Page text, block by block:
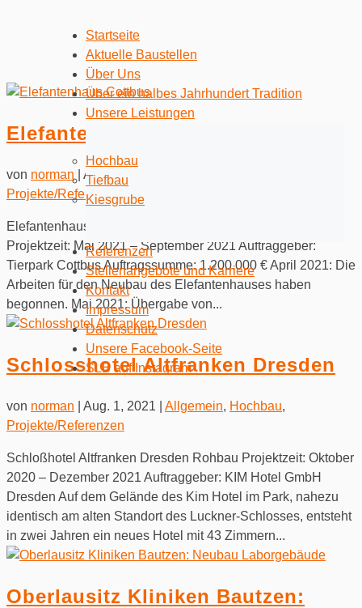
Startseite
Aktuelle Baustellen
Über Uns
Über ein halbes Jahrhundert Tradition
Unsere Leistungen
Hochbau
Tiefbau
Kiesgrube
Referenzen
Stellenangebote und Karriere
Kontakt
Impressum
Datenschutz
Unsere Facebook-Seite
SLB auf Instagram
Elefantenhaus Cottbus
von norman Aug. 1, 2021
Projekte/Referenzen
Elefantenhaus Tierpark Cottbus Außenanlagen & Rohbau
Projektzeit: Mai 2021 – September 2021 Auftraggeber:
Tierpark Cottbus Auftragssumme: 1.200.000 € April 2021: Die
Arbeiten für den Neubau des Elefantenhauses haben
begonnen. Mai 2021: Übergabe von...
Schlosshotel Altfranken Dresden
von norman Aug. 1, 2021 Allgemein, Hochbau,
Projekte/Referenzen
Schloßhotel Altfranken Dresden Rohbau Projektzeit: Oktober
2020 – Dezember 2021 Auftraggeber: KIM Hotel GmbH
Dresden Auf dem Gelände des Kim Hotel im Park, nahezu
identisch am alten Standort des Luckner-Schlosses, entsteht
in zwei Jahren ein neues Hotel mit 43 Zimmern...
Oberlausitz Kliniken Bautzen: